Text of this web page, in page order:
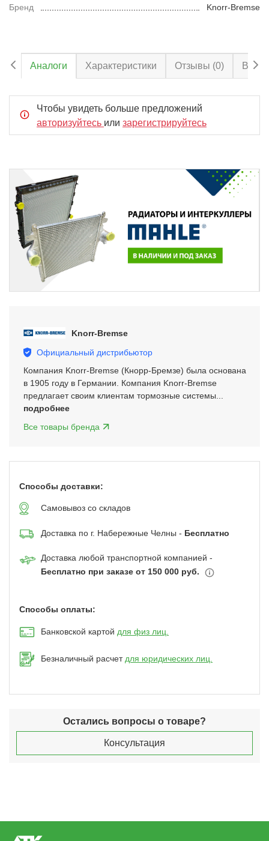
Бренд
Knorr-Bremse
Аналоги Характеристики Отзывы (0)
Чтобы увидеть больше предложений
авторизуйтесь или зарегистрируйтесь
Knorr-Bremse
Официальный дистрибьютор
Компания Knorr-Bremse (Кнорр-Бремзе) была основана
в 1905 году в Германии. Компания Knorr-Bremse
предлагает своим клиентам тормозные системы...
подробнее
Все товары бренда
Способы доставки:
Самовывоз со складов
Доставка по г. Набережные Челны - Бесплатно
Доставка любой транспортной компанией -
Бесплатно при заказе от 150 000 руб.
Способы оплаты:
Банковской картой для физ лиц.
Безналичный расчетдля юридических лиц.
Остались вопросы о товаре?
Консультация